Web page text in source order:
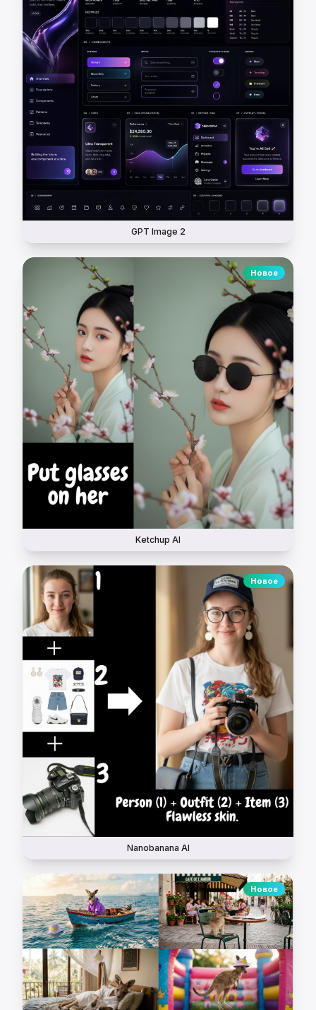
GPT Image 2
Новое
Ketchup AI
Новое
Nanobanana AI
Новое